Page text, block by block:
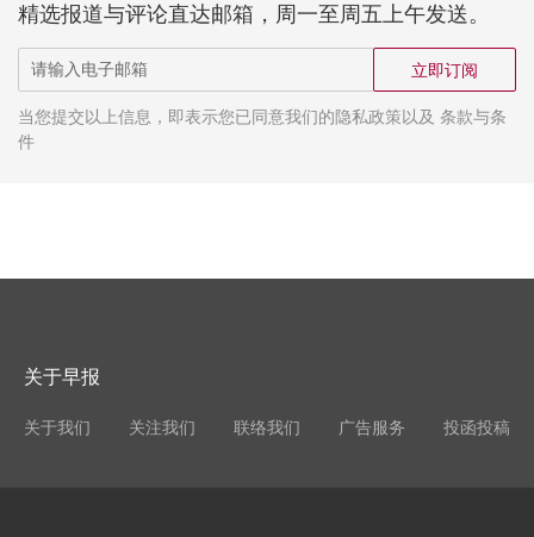
精选报道与评论直达邮箱，周一至周五上午发送。
立即订阅
当您提交以上信息，即表示您已同意我们的隐私政策以及 条款与条
件
关于早报
关于我们 关注我们 联络我们 广告服务 投函投稿